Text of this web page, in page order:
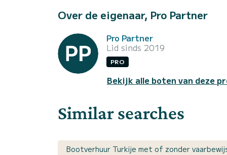
Over de eigenaar, Pro Partner
Pro Partner
Lid sinds 2019
PRO
Bekijk alle boten van deze
Similar searches
Bootverhuur Turkije met of zonder